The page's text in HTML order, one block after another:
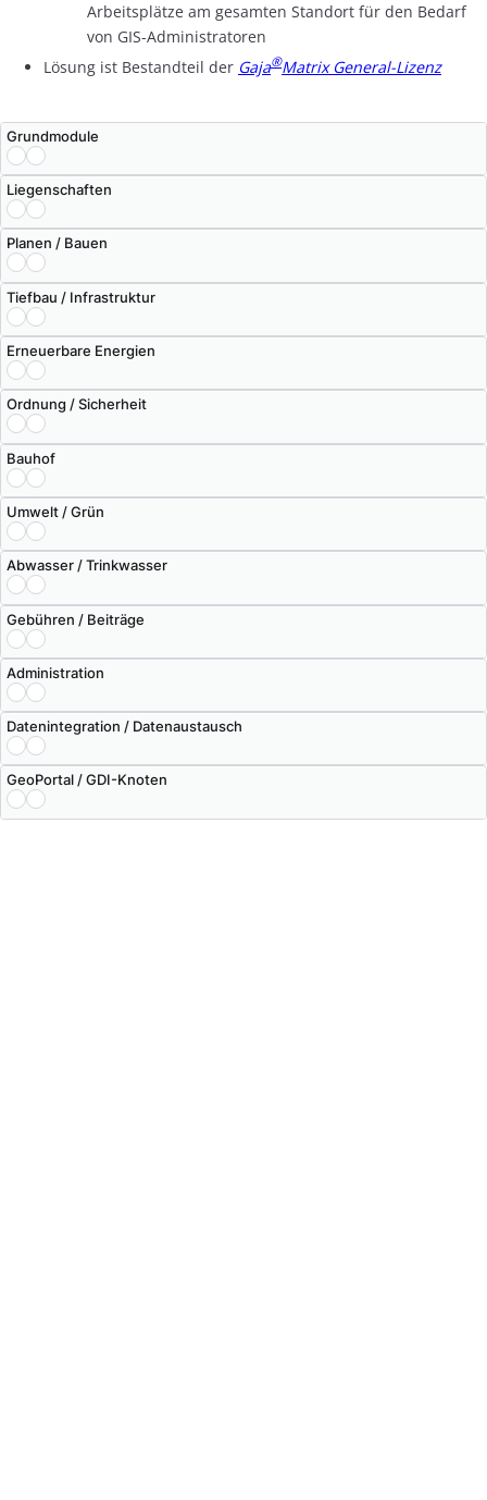
Arbeitsplätze am gesamten Standort für den Bedarf
von GIS-Administratoren
Lösung ist Bestandteil der Gaja®Matrix General-Lizenz
Grundmodule
Liegenschaften
Planen / Bauen
Tiefbau / Infrastruktur
Erneuerbare Energien
Ordnung / Sicherheit
Bauhof
Umwelt / Grün
Abwasser / Trinkwasser
Gebühren / Beiträge
Administration
Datenintegration / Datenaustausch
GeoPortal / GDI-Knoten